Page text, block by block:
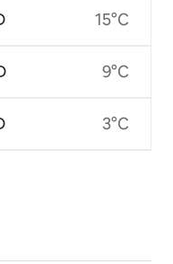
15°C
9°C
3°C